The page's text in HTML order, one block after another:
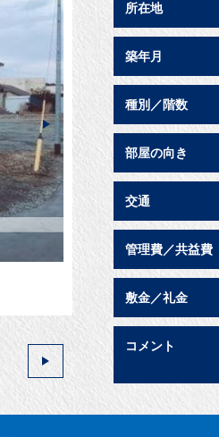
所在地
築年月
種別／階数
部屋の向き
交通
管理費／共益費
敷金／礼金
コメント